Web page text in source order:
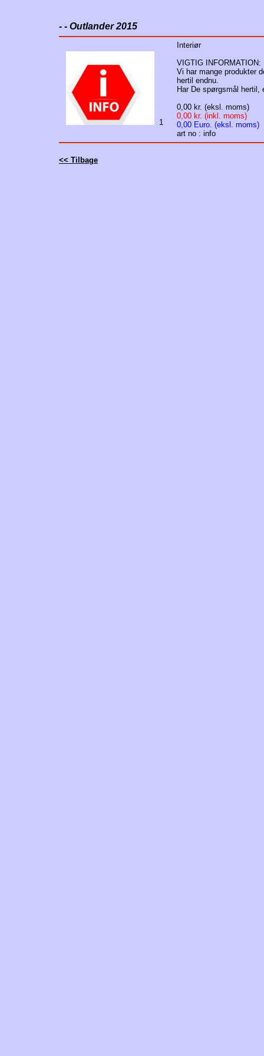
- - Outlander 2015
1
Interiør
VIGTIG INFORMATION:
Vi har mange produkter
hertil endnu.
Har De spørgsmål
0,00 kr. (eksl. moms)
0,00 kr. (inkl. moms)
0,00 Euro. (eksl. moms)
art no : info
<< Tilbage